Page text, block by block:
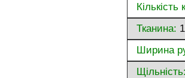
Кількість
Тканина:
Ширина
Щільність: